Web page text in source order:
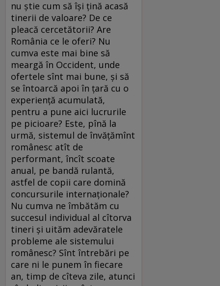
nu ştie cum să îşi ţină acasă
tinerii de valoare? De ce
pleacă cercetătorii? Are
România ce le oferi? Nu
cumva este mai bine să
meargă în Occident, unde
ofertele sînt mai bune, şi să
se întoarcă apoi în ţară cu o
experienţă acumulată,
pentru a pune aici lucrurile
pe picioare? Este, pînă la
urmă, sistemul de învăţămînt
românesc atît de
performant, încît scoate
anual, pe bandă rulantă,
astfel de copii care domină
concursurile internaţionale?
Nu cumva ne îmbătăm cu
succesul individual al cîtorva
tineri şi uităm adevăratele
probleme ale sistemului
românesc? Sînt întrebări pe
care ni le punem în fiecare
an, timp de cîteva zile, atunci